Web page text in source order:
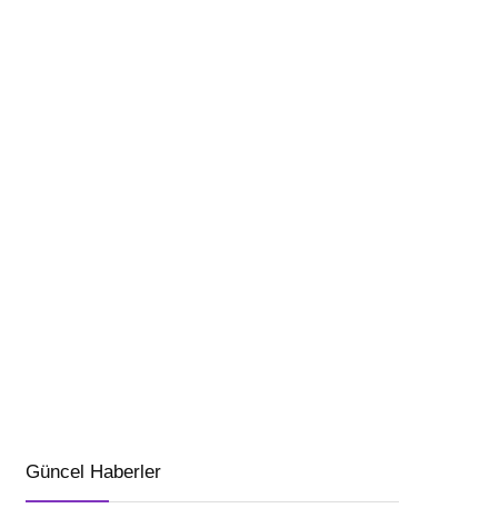
Güncel Haberler